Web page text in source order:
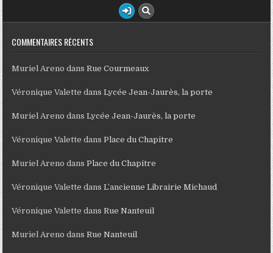
COMMENTAIRES RÉCENTS
Muriel Areno dansRue Courmeaux
Véronique Valette dansLycée Jean-Jaurès, la porte
Muriel Areno dansLycée Jean-Jaurès, la porte
Véronique Valette dansPlace du Chapitre
Muriel Areno dansPlace du Chapitre
Véronique Valette dansL’ancienne Librairie Michaud
Véronique Valette dansRue Nanteuil
Muriel Areno dansRue Nanteuil